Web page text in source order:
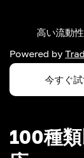
高い流動
Powered by
今すぐ
100種